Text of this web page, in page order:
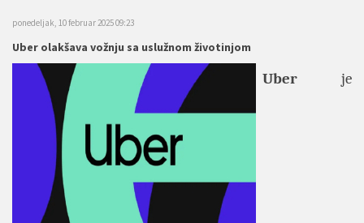
ponedeljak, 10 februar 2025 09:23
Uber olakšava vožnju sa uslužnom životinjom
Uber je